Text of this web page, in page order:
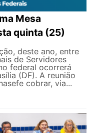
Mesa
quinta (25)
deste ano, entre
de Servidores
federal ocorrerá
(DF). A reunião
cobrar, via...